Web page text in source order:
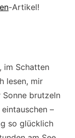
-Artikel!
im Schatten
lesen, mir
Sonne brutzeln
–
so glücklich